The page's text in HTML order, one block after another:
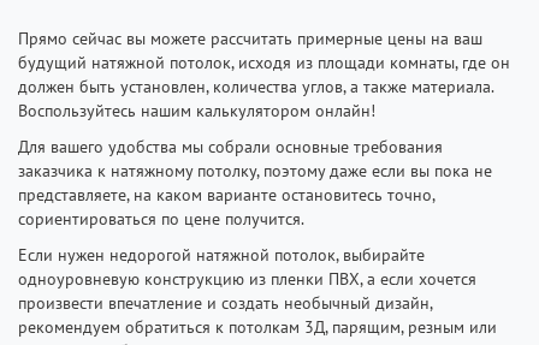
Прямо сейчас вы можете рассчитать примерные цены на ваш
будущий натяжной потолок, исходя из площади комнаты, где он
должен быть установлен, количества углов, а также материала.
Воспользуйтесь нашим калькулятором онлайн!
Для вашего удобства мы собрали основные требования
заказчика к натяжному потолку, поэтому даже если вы пока не
представляете, на каком варианте остановитесь точно,
сориентироваться по цене получится.
Если нужен недорогой натяжной потолок, выбирайте
одноуровневую конструкцию из пленки ПВХ, а если хочется
произвести впечатление и создать необычный дизайн,
рекомендуем обратиться к потолкам 3Д, парящим, резным или